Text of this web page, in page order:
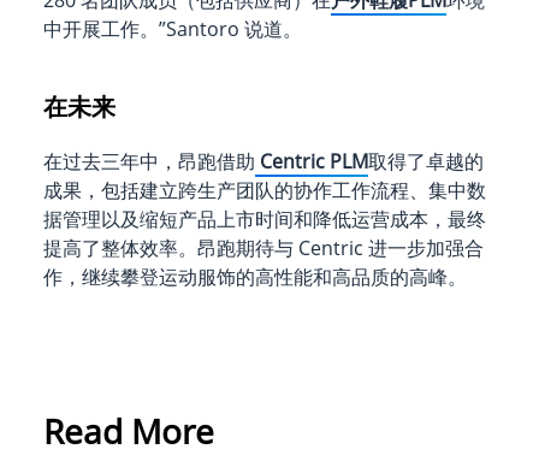
中开展工作。”Santoro 说道。
在未来
在过去三年中，昂跑借助 Centric PLM取得了卓越的
成果，包括建立跨生产团队的协作工作流程、集中数
据管理以及缩短产品上市时间和降低运营成本，最终
提高了整体效率。昂跑期待与 Centric 进一步加强合
作，继续攀登运动服饰的高性能和高品质的高峰。
Read More